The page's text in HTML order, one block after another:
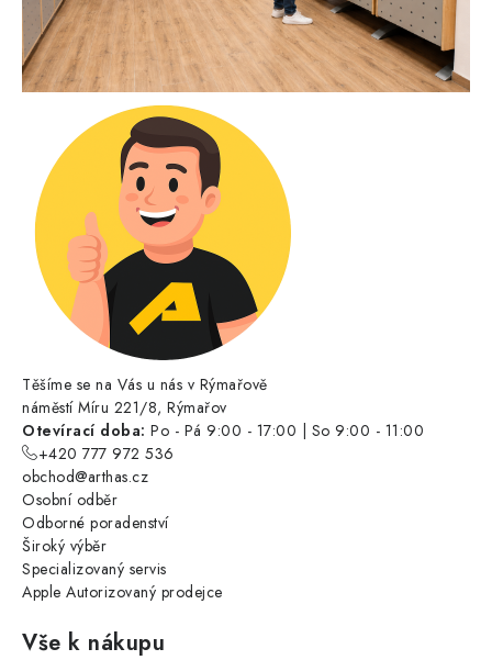
Těšíme se na Vás u nás v Rýmařově
náměstí Míru 221/8, Rýmařov
Otevírací doba: Po - Pá 9:00 - 17:00 | So 9:00 - 11:00
+420 777 972 536
obchod@arthas.cz
Osobní odběr
Odborné poradenství
Široký výběr
Specializovaný servis
Apple Autorizovaný prodejce
Vše k nákupu